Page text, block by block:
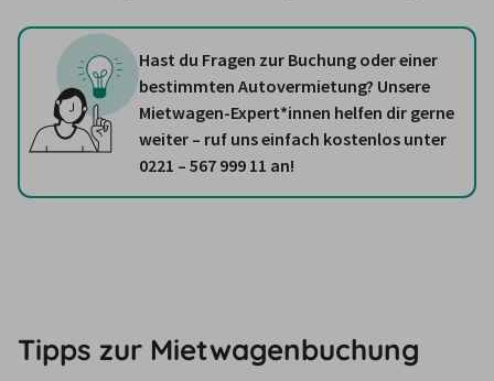
Hast du Fragen zur Buchung oder einer
bestimmten Autovermietung? Unsere
Mietwagen-Expert*innen helfen dir gerne
weiter – ruf uns einfach kostenlos unter
0221 – 567 999 11 an!
Tipps zur Mietwagenbuchung